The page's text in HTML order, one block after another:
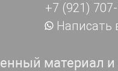
+7 (921)
Написать
материал